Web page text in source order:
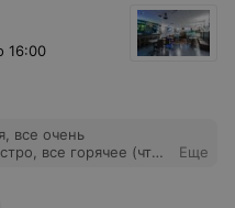
16:00
все очень
все горячее (что
Еще